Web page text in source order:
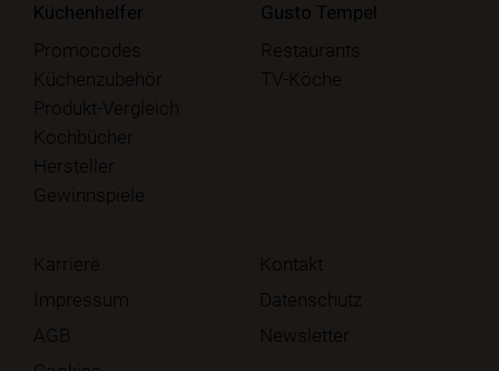
Küchenhelfer
Promocodes
Küchenzubehör
Produkt-Vergleich
Kochbücher
Hersteller
Gewinnspiele
Gusto Tempel
Restaurants
TV-Köche
Karriere
Kontakt
Impressum
Datenschutz
AGB
Newsletter